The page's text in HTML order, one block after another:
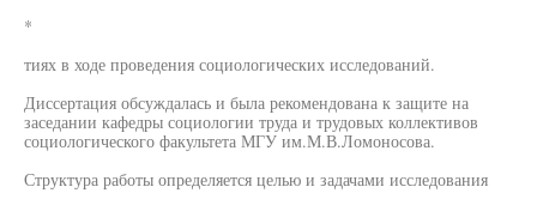
*
тиях в ходе проведения социологических исследований.
Диссертация обсуждалась и была рекомендована к защите на
заседании кафедры социологии труда и трудовых коллективов
социологического факультета МГУ им.М.В.Ломоносова.
Структура работы определяется целью и задачами исследования